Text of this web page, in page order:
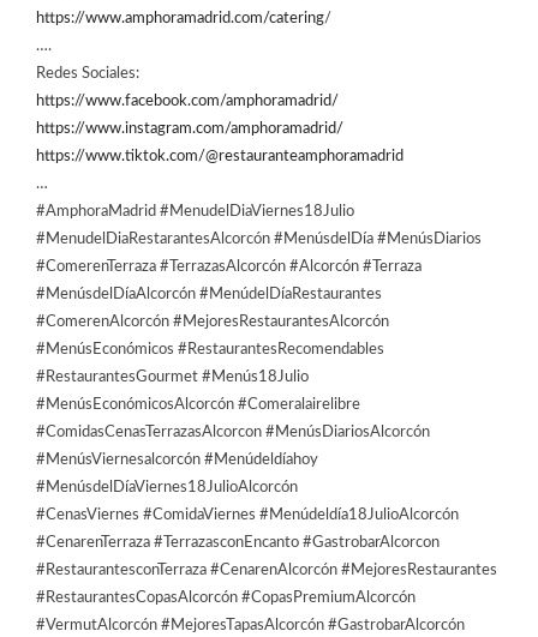
https://www.amphoramadrid.com/catering/
….
Redes Sociales:
https://www.facebook.com/amphoramadrid/
https://www.instagram.com/amphoramadrid/
https://www.tiktok.com/@restauranteamphoramadrid
…
#AmphoraMadrid #MenudelDiaViernes18Julio
#MenudelDiaRestarantesAlcorcón #MenúsdelDía #MenúsDiarios
#ComerenTerraza #TerrazasAlcorcón #Alcorcón #Terraza
#MenúsdelDíaAlcorcón #MenúdelDíaRestaurantes
#ComerenAlcorcón #MejoresRestaurantesAlcorcón
#MenúsEconómicos #RestaurantesRecomendables
#RestaurantesGourmet #Menús18Julio
#MenúsEconómicosAlcorcón #Comeralairelibre
#ComidasCenasTerrazasAlcorcon #MenúsDiariosAlcorcón
#MenúsViernesalcorcón #Menúdeldíahoy
#MenúsdelDíaViernes18JulioAlcorcón
#CenasViernes #ComidaViernes #Menúdeldía18JulioAlcorcón
#CenarenTerraza #TerrazasconEncanto #GastrobarAlcorcon
#RestaurantesconTerraza #CenarenAlcorcón #MejoresRestaurantes
#RestaurantesCopasAlcorcón #CopasPremiumAlcorcón
#VermutAlcorcón #MejoresTapasAlcorcón #GastrobarAlcorcón